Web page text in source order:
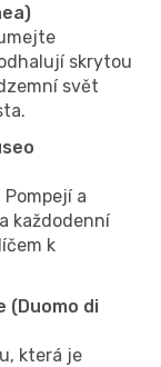
skrytou
svět
a
každodenní
k
(Duomo di
která je